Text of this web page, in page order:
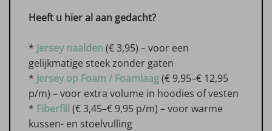
Heeft u hier al aan gedacht?
* Jersey naalden (€ 3,95) – voor een
gelijkmatige steek zonder gaten
* Jersey op Foam / Foamlaag(€ 9,95–€ 12,95
p/m) – voor extra volume in hoodies of vesten
* Fiberfill (€ 3,45–€ 9,95 p/m) – voor warme
kussen- en stoelvulling